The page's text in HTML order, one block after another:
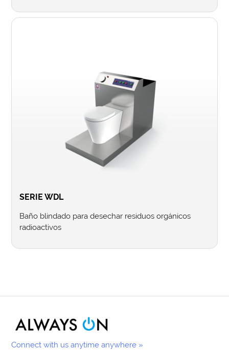
SERIE WDL
Baño blindado para desechar residuos orgánicos
radioactivos
Connect with us anytime anywhere »